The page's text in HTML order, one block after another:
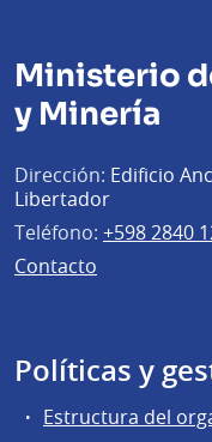
Ministerio
y Minería
Dirección: Edificio
Libertador
Teléfono: +598 2840
Contacto
Políticas y
Estructura del